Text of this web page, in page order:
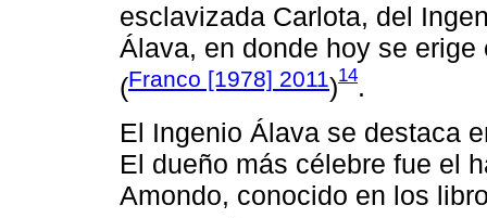
esclavizada Carlota, del
Álava, en donde hoy se
(Franco [1978] 2011)14.
El Ingenio Álava se destaca
El dueño más célebre fue el
Amondo, conocido en los